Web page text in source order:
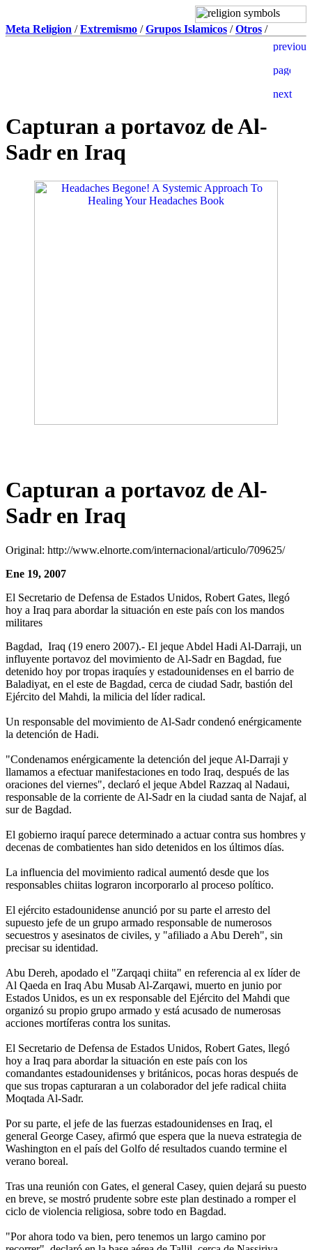
Meta Religion /Extremismo /Grupos Islamicos /Otros /
Capturan a portavoz de Al-
Sadr en Iraq
Capturan a portavoz de Al-
Sadr en Iraq
Original: http://www.elnorte.com/internacional/articulo/709625/
Ene 19, 2007
El Secretario de Defensa de Estados Unidos, Robert Gates, llegó
hoy a Iraq para abordar la situación en este país con los mandos
militares
Bagdad, Iraq (19 enero 2007).- El jeque Abdel Hadi Al-Darraji, un
influyente portavoz del movimiento de Al-Sadr en Bagdad, fue
detenido hoy por tropas iraquíes y estadounidenses en el barrio de
Baladiyat, en el este de Bagdad, cerca de ciudad Sadr, bastión del
Ejército del Mahdi, la milicia del líder radical.
Un responsable del movimiento de Al-Sadr condenó enérgicamente
la detención de Hadi.
"Condenamos enérgicamente la detención del jeque Al-Darraji y
llamamos a efectuar manifestaciones en todo Iraq, después de las
oraciones del viernes", declaró el jeque Abdel Razzaq al Nadaui,
responsable de la corriente de Al-Sadr en la ciudad santa de Najaf, al
sur de Bagdad.
El gobierno iraquí parece determinado a actuar contra sus hombres y
decenas de combatientes han sido detenidos en los últimos días.
La influencia del movimiento radical aumentó desde que los
responsables chiitas lograron incorporarlo al proceso político.
El ejército estadounidense anunció por su parte el arresto del
supuesto jefe de un grupo armado responsable de numerosos
secuestros y asesinatos de civiles, y "afiliado a Abu Dereh", sin
precisar su identidad.
Abu Dereh, apodado el "Zarqaqi chiita" en referencia al ex líder de
Al Qaeda en Iraq Abu Musab Al-Zarqawi, muerto en junio por
Estados Unidos, es un ex responsable del Ejército del Mahdi que
organizó su propio grupo armado y está acusado de numerosas
acciones mortíferas contra los sunitas.
El Secretario de Defensa de Estados Unidos, Robert Gates, llegó
hoy a Iraq para abordar la situación en este país con los
comandantes estadounidenses y británicos, pocas horas después de
que sus tropas capturaran a un colaborador del jefe radical chiita
Moqtada Al-Sadr.
Por su parte, el jefe de las fuerzas estadounidenses en Iraq, el
general George Casey, afirmó que espera que la nueva estrategia de
Washington en el país del Golfo dé resultados cuando termine el
verano boreal.
Tras una reunión con Gates, el general Casey, quien dejará su puesto
en breve, se mostró prudente sobre este plan destinado a romper el
ciclo de violencia religiosa, sobre todo en Bagdad.
"Por ahora todo va bien, pero tenemos un largo camino por